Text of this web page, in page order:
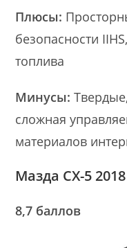
Плюсы:
безопасности
топлива
Минусы:
сложная
материалов
Мазда CX-5
8,7 баллов